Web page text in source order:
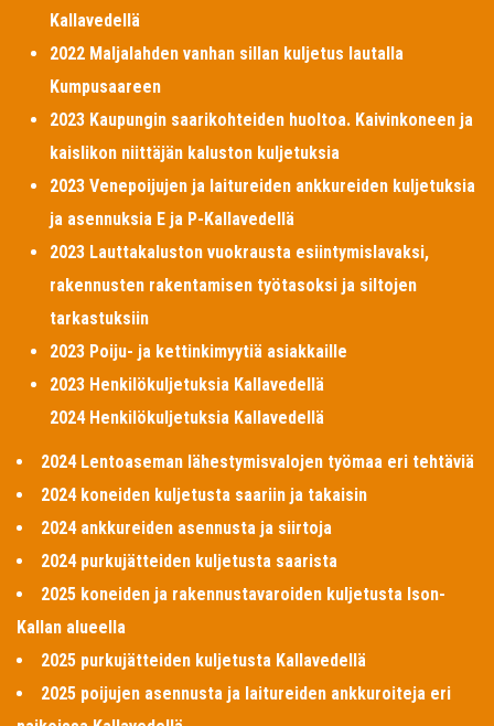
Kallavedellä
2022 Maljalahden vanhan sillan kuljetus lautalla
Kumpusaareen
2023 Kaupungin saarikohteiden huoltoa. Kaivinkoneen ja
kaislikon niittäjän kaluston kuljetuksia
2023 Venepoijujen ja laitureiden ankkureiden kuljetuksia
ja asennuksia E ja P-Kallavedellä
2023 Lauttakaluston vuokrausta esiintymislavaksi,
rakennusten rakentamisen työtasoksi ja siltojen
tarkastuksiin
2023 Poiju- ja kettinkimyytiä asiakkaille
2023 Henkilökuljetuksia Kallavedellä
2024 Henkilökuljetuksia Kallavedellä
2024 Lentoaseman lähestymisvalojen työmaa eri tehtäviä
2024 koneiden kuljetusta saariin ja takaisin
2024 ankkureiden asennusta ja siirtoja
2024 purkujätteiden kuljetusta saarista
2025 koneiden ja rakennustavaroiden kuljetusta Ison-
Kallan alueella
2025 purkujätteiden kuljetusta Kallavedellä
2025 poijujen asennusta ja laitureiden ankkuroiteja eri